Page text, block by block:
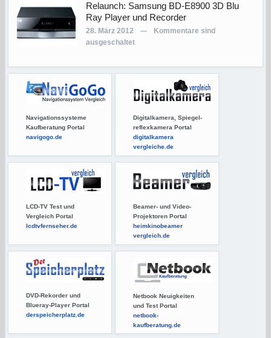
Relaunch: Samsung BD-E8900 3D Blu
Ray Player und Recorder
28. März 2012 —
Kommentare sind
ausgeschaltet
Navigationssysteme
Kaufberatung Portal
navigogo.de
Digitalkamera, Spiegel-
reflexkamera Portal
digitalkamera
vergleiche.de
LCD-TV Test und
Vergleich Portal
lcdtvfernseher.de
Beamer- und Video-
Projektoren Portal
heimkinobeamer
vergleich.de
DVD-Rekorder und
Blueray-Player Portal
derspeicherplatz.de
Netbook Neuigkeiten
und Test Portal
netbook-
kaufberatung.de